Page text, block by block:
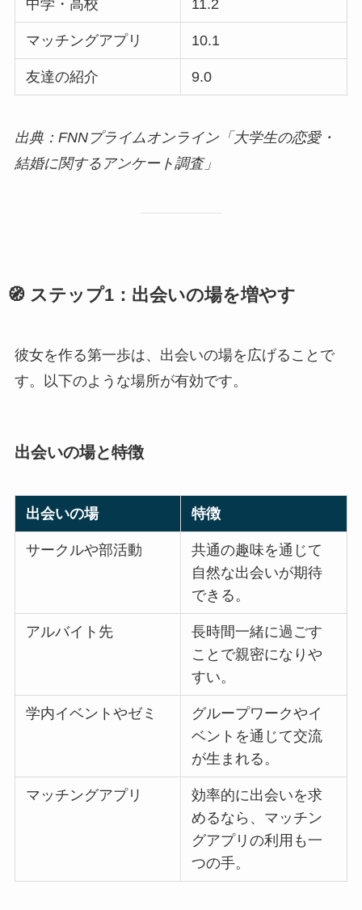
中学・高校 11.2
マッチングアプリ 10.1
友達の紹介 9.0
出典：FNNプライムオンライン「大学生の恋愛・
結婚に関するアンケート調査」
🧭 ステップ1：出会いの場を増やす
彼女を作る第一歩は、出会いの場を広げることで
す。以下のような場所が有効です。
出会いの場と特徴
出会いの場 特徴
サークルや部活動
共通の趣味を通じて
自然な出会いが期待
できる。
アルバイト先
長時間一緒に過ごす
ことで親密になりや
すい。
学内イベントやゼミ
グループワークやイ
ベントを通じて交流
が生まれる。
マッチングアプリ
効率的に出会いを求
めるなら、マッチン
グアプリの利用も一
つの手。